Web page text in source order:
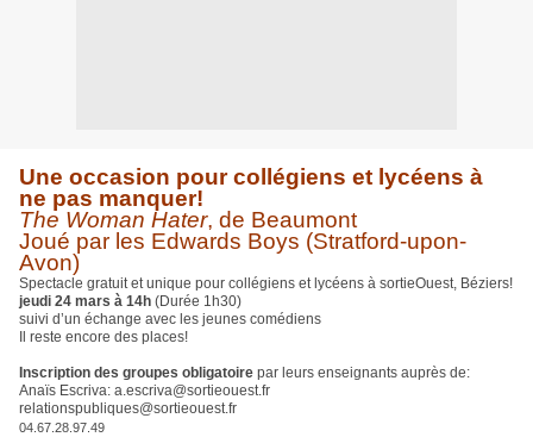
Une occasion pour collégiens et lycéens à
ne pas manquer!
The Woman Hater, de Beaumont
Joué par les Edwards Boys (Stratford-upon-
Avon)
Spectacle gratuit et unique pour collégiens et lycéens à sortieOuest, Béziers!
jeudi 24 mars à 14h (Durée 1h30)
suivi d’un échange avec les jeunes comédiens
Il reste encore des places!
Inscription des groupes obligatoire par leurs enseignants auprès de:
Anaïs Escriva: a.escriva@sortieouest.fr
relationspubliques@sortieouest.fr
04.67.28.97.49